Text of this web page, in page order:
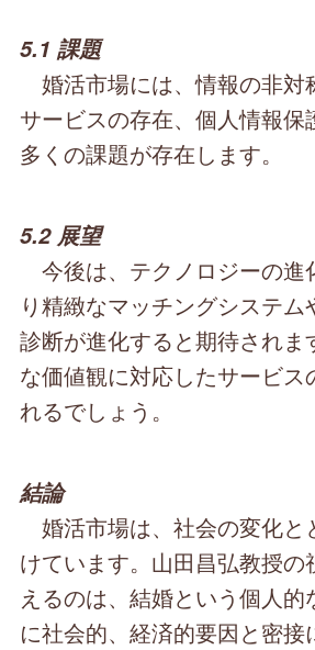
5.1 課題
婚活市場には、情報の非対
サービスの存在、個人情報保
多くの課題が存在します。
5.2 展望
今後は、テクノロジーの進
り精緻なマッチングシステ
診断が進化すると期待されま
な価値観に対応したサービス
れるでしょう。
結論
婚活市場は、社会の変化と
けています。山田昌弘教授の
えるのは、結婚という個人
に社会的、経済的要因と密接